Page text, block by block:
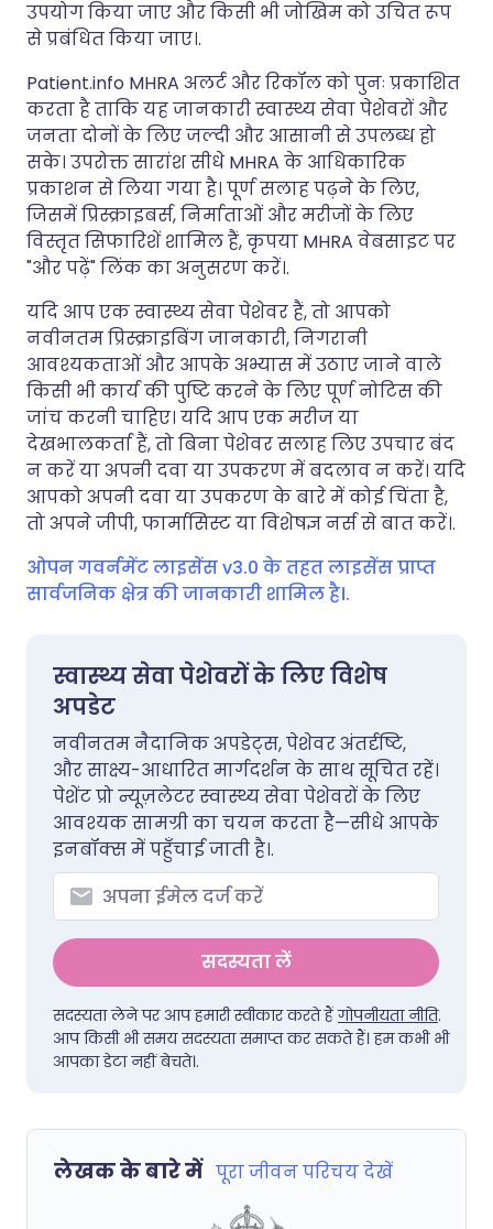
उपयोग किया जाए और किसी भी जोखिम को उचित रूप
से प्रबंधित किया जाए।.
Patient.info MHRA अलर्ट और रिकॉल को पुनः प्रकाशित
करता है ताकि यह जानकारी स्वास्थ्य सेवा पेशेवरों और
जनता दोनों के लिए जल्दी और आसानी से उपलब्ध हो
सके। उपरोक्त सारांश सीधे MHRA के आधिकारिक
प्रकाशन से लिया गया है। पूर्ण सलाह पढ़ने के लिए,
जिसमें प्रिस्क्राइबर्स, निर्माताओं और मरीजों के लिए
विस्तृत सिफारिशें शामिल हैं, कृपया MHRA वेबसाइट पर
"और पढ़ें" लिंक का अनुसरण करें।.
यदि आप एक स्वास्थ्य सेवा पेशेवर हैं, तो आपको
नवीनतम प्रिस्क्राइबिंग जानकारी, निगरानी
आवश्यकताओं और आपके अभ्यास में उठाए जाने वाले
किसी भी कार्य की पुष्टि करने के लिए पूर्ण नोटिस की
जांच करनी चाहिए। यदि आप एक मरीज या
देखभालकर्ता हैं, तो बिना पेशेवर सलाह लिए उपचार बंद
न करें या अपनी दवा या उपकरण में बदलाव न करें। यदि
आपको अपनी दवा या उपकरण के बारे में कोई चिंता है,
तो अपने जीपी, फार्मासिस्ट या विशेषज्ञ नर्स से बात करें।.
ओपन गवर्नमेंट लाइसेंस v3.0 के तहत लाइसेंस प्राप्त
सार्वजनिक क्षेत्र की जानकारी शामिल है।.
स्वास्थ्य सेवा पेशेवरों के लिए विशेष
अपडेट
नवीनतम नैदानिक अपडेट्स, पेशेवर अंतर्दृष्टि,
और साक्ष्य-आधारित मार्गदर्शन के साथ सूचित रहें।
पेशेंट प्रो न्यूज़लेटर स्वास्थ्य सेवा पेशेवरों के लिए
आवश्यक सामग्री का चयन करता है—सीधे आपके
इनबॉक्स में पहुँचाई जाती है।.
सदस्यता लें
सदस्यता लेने पर आप हमारी स्वीकार करते हैंगोपनीयता नीति.
आप किसी भी समय सदस्यता समाप्त कर सकते हैं। हम कभी भी
आपका डेटा नहीं बेचते।.
लेखक के बारे में पूरा जीवन परिचय देखें